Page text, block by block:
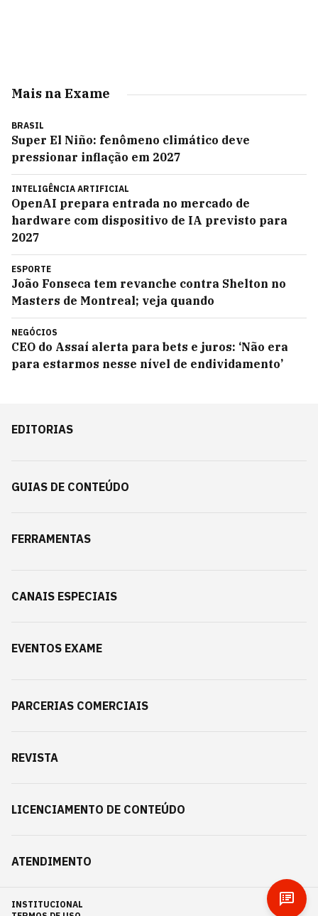
Mais na Exame
BRASIL
Super El Niño: fenômeno climático deve
pressionar inflação em 2027
INTELIGÊNCIA ARTIFICIAL
OpenAI prepara entrada no mercado de
hardware com dispositivo de IA previsto para
2027
ESPORTE
João Fonseca tem revanche contra Shelton no
Masters de Montreal; veja quando
NEGÓCIOS
CEO do Assaí alerta para bets e juros: ‘Não era
para estarmos nesse nível de endividamento’
EDITORIAS
GUIAS DE CONTEÚDO
FERRAMENTAS
CANAIS ESPECIAIS
EVENTOS EXAME
PARCERIAS COMERCIAIS
REVISTA
LICENCIAMENTO DE CONTEÚDO
ATENDIMENTO
INSTITUCIONAL